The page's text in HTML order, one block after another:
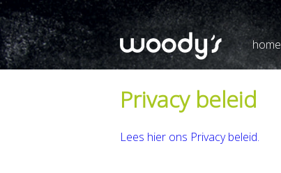
home
Privacy beleid
Lees hier ons Privacy beleid.